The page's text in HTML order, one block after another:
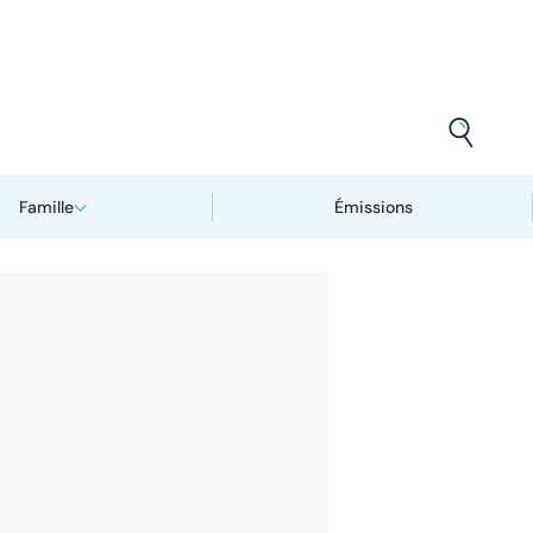
Famille Émissions